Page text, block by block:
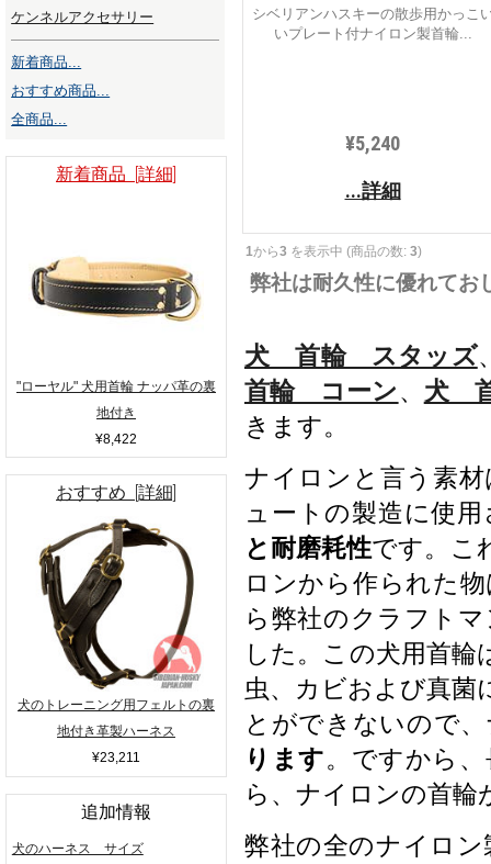
ケンネルアクセサリー
新着商品...
おすすめ商品...
全商品...
新着商品 [詳細]
"ローヤル" 犬用首輪 ナッパ革の裏
地付き
¥8,422
おすすめ [詳細]
犬のトレーニング用フェルトの裏
地付き革製ハーネス
¥23,211
追加情報
犬のハーネス サイズ
シベリアンハスキーの散歩用かっこ
いプレート付ナイロン製首輪...
¥5,240
...詳細
1から3 を表示中 (商品の数: 3)
弊社は耐久性に優れてお
犬 首輪 スタッズ
首輪 コーン、 犬
きます。
ナイロンと言う素
ュートの製造に使
と耐磨耗性です。こ
ロンから作られた
ら弊社のクラフト
した。この犬用首輪
虫、カビおよび真菌
とができないので
ります。ですから
ら、ナイロンの首輪
弊社の全のナイロン